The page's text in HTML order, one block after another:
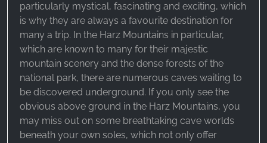
particularly mystical, fascinating and exciting, which
is why they are always a favourite destination for
many a trip. In the Harz Mountains in particular,
which are known to many for their majestic
mountain scenery and the dense forests of the
national park, there are numerous caves waiting to
be discovered underground. If you only see the
obvious above ground in the Harz Mountains, you
may miss out on some breathtaking cave worlds
beneath your own soles, which not only offer